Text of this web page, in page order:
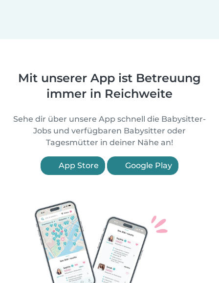
Mit unserer App ist Betreuung
immer in Reichweite
Sehe dir über unsere App schnell die Babysitter-
Jobs und verfügbaren Babysitter oder
Tagesmütter in deiner Nähe an!
App Store Google Play